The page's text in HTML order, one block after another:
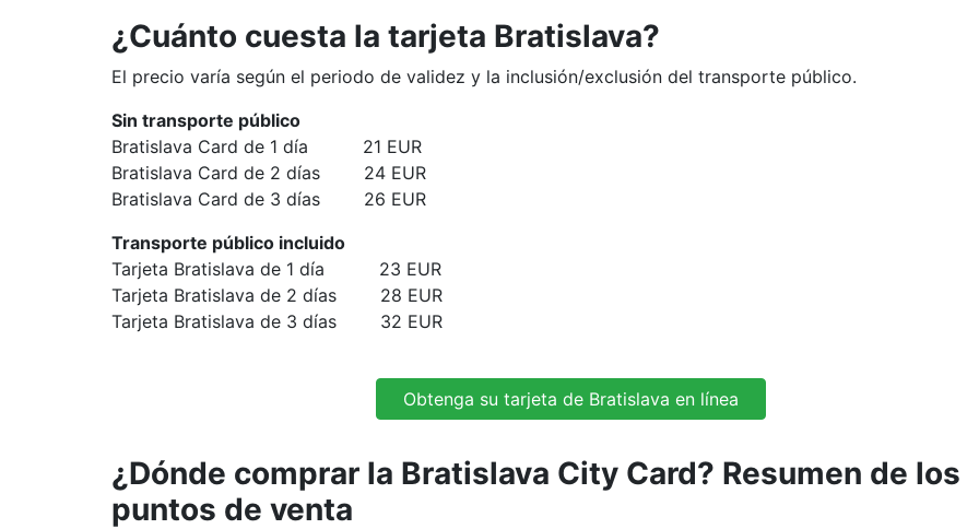
¿Cuánto cuesta la tarjeta Bratislava?
El precio varía según el periodo de validez y la inclusión/exclusión del transporte público.
Sin transporte público
Bratislava Card de 1 día 21 EUR
Bratislava Card de 2 días 24 EUR
Bratislava Card de 3 días 26 EUR
Transporte público incluido
Tarjeta Bratislava de 1 día 23 EUR
Tarjeta Bratislava de 2 días 28 EUR
Tarjeta Bratislava de 3 días 32 EUR
Obtenga su tarjeta de Bratislava en línea
¿Dónde comprar la Bratislava City Card? Resumen de los
puntos de venta